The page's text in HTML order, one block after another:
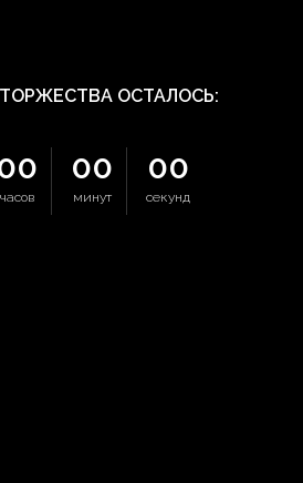
ОСТАЛОСЬ:
часов
00
минут
00
секунд